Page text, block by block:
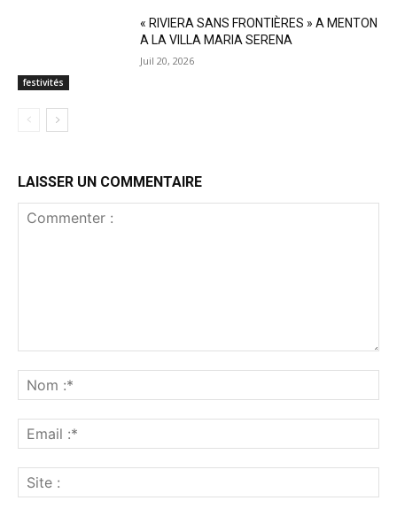
festivités
« RIVIERA SANS FRONTIÈRES » A MENTON
A LA VILLA MARIA SERENA
Juil 20, 2026
LAISSER UN COMMENTAIRE
:*
:*
: